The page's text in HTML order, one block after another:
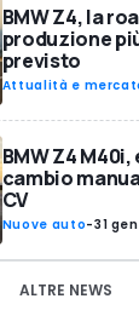
BMW Z4, la
produzione
previsto
Attualità e
BMW Z4
cambio
CV
Nuove auto-31
ALTRE NEWS